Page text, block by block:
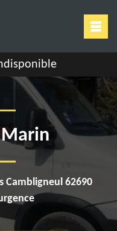
Cambligneul 62690